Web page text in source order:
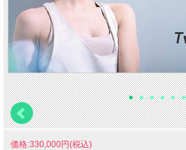
価格:330,000円(税込)